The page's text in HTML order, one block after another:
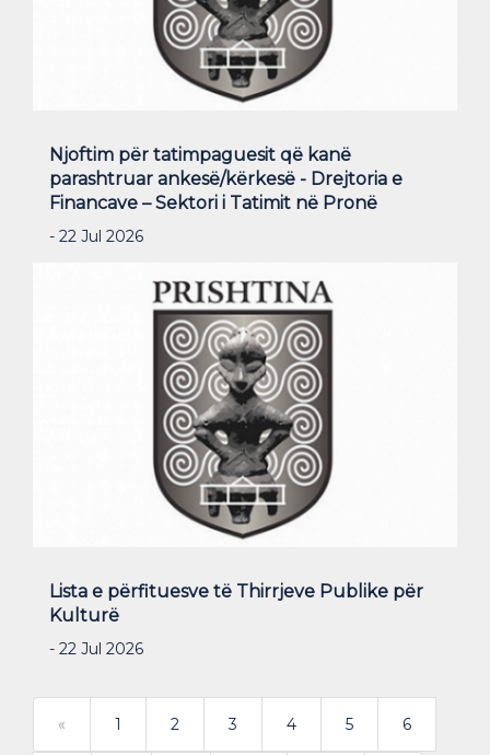
Njoftim për tatimpaguesit që kanë
parashtruar ankesë/kërkesë - Drejtoria e
Financave – Sektori i Tatimit në Pronë
- 22 Jul 2026
Lista e përfituesve të Thirrjeve Publike për
Kulturë
- 22 Jul 2026
« 1 2 3 4 5 6